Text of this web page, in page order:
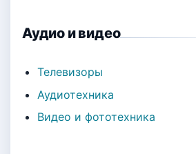
Аудио и видео
Телевизоры
Аудиотехника
Видео и фототехника